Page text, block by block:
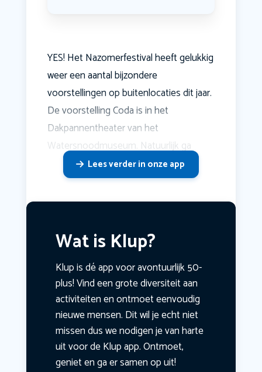
YES! Het Nazomerfestival heeft gelukkig
weer een aantal bijzondere
voorstellingen op buitenlocaties dit jaar.
De voorstelling Coda is in het
Dakpannentheater van het
Watersnoodmuseum. Natuurlijk ga
Lees verder in onze app
Wat is Klup?
Klup is dé app voor avontuurlijk 50-
plus! Vind een grote diversiteit aan
activiteiten en ontmoet eenvoudig
nieuwe mensen. Dit wil je echt niet
missen dus we nodigen je van harte
uit voor de Klup app. Ontmoet,
geniet en ga er samen op uit!